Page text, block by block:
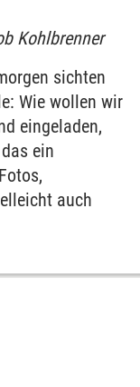
Kohlbrenner
sichten
Wie wollen wir
eingeladen,
ein
auch